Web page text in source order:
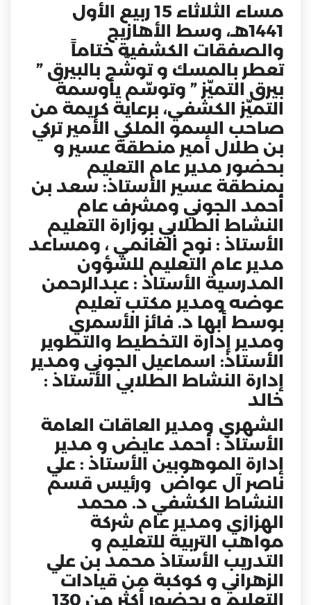
مساء الثلاثاء 15 ربيع الأول
1441هـ، وسط الأهازيج
والصفقات الكشفية ختاماً
تعطر بالمسك و توشّح بالبيرق ”
بيرق التميّز ” وتوسّم يأوسمة
التميّز الكشفي، برعاية كريمة من
صاحب السمو الملكي الأمير تركي
بن طلال أمير منطقة عسير و
بحضور مدير عام التعليم
بمنطقة عسير الأستاذ: سعد بن
أحمد الجوني و‏‏مشرف عام
النشاط الطلابي بوزارة التعليم
الأستاذ : نوح الغانمي ، ومساعد
مدير عام التعليم للشؤون
المدرسية الأستاذ : عبدالرحمن
عوضه ومدير مكتب تعليم
بوسط أبها د. فائز الأسمري
ومدير إدارة التخطيط والتطوير
الأستاذ: اسماعيل الجوني ومدير
إدارة النشاط الطلابي الأستاذ :
خالد
الشهري ومدير العاقات العامة
الأستاذ : أحمد عايض و مدير
إدارة الموهوبين الأستاذ : علي
ناصر آل عواض ورئيس قسم
النشاط الكشفي د. محمد
الهزازي ومدير عام شركة
مواهب التربية للتعليم و
التدريب الأستاذ محمد بن علي
الزهراني و كوكبة من قيادات
التعليم و بحضور أكثر من 130